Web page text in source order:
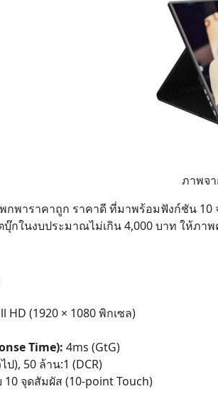
ภาพจ
พาราคาถูก ราคาดี ที่มาพร้อมฟังก์ชัน 10
บุ๊กในงบประมาณไม่เกิน 4,000 บาท ให้ภ
HD (1920 × 1080 พิกเซล)
Time): 4ms (GtG)
ป), 50 ล้าน:1 (DCR)
10 จุดสัมผัส (10-point Touch)